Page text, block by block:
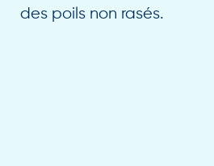
des poils non rasés.